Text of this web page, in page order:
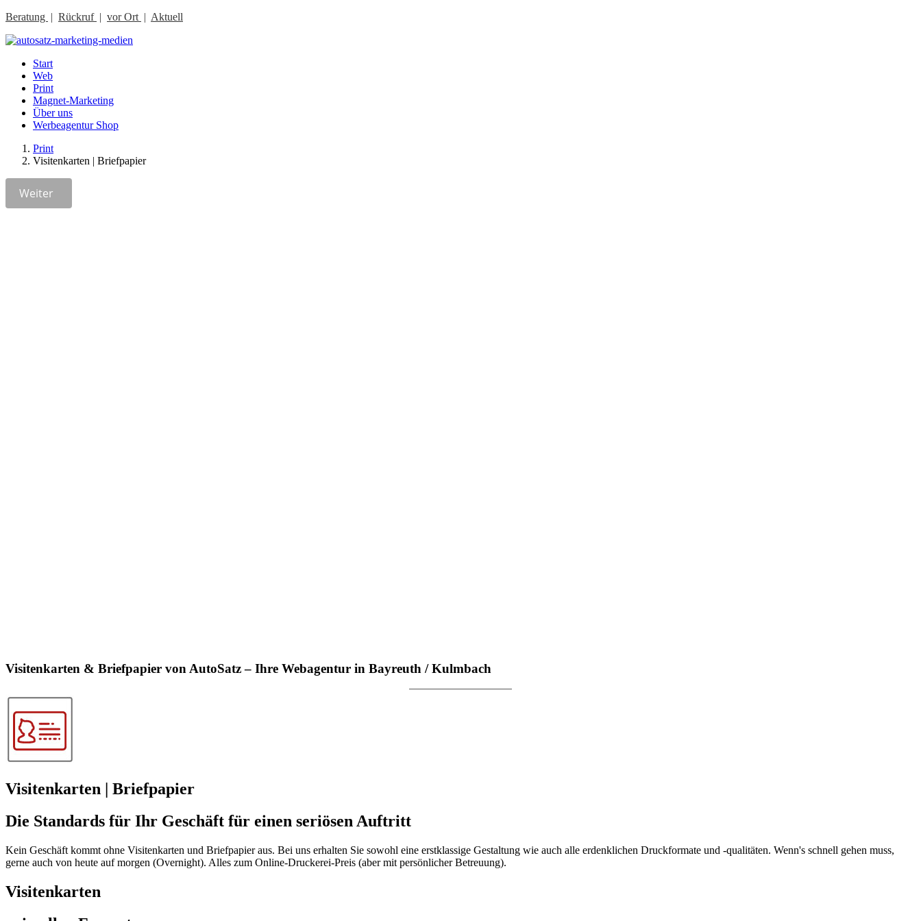
Beratung | Rückruf | vor Ort | Aktuell
Start
Web
Print
Magnet-Marketing
Über uns
Werbeagentur Shop
Print
Visitenkarten | Briefpapier
Weiter
Visitenkarten & Briefpapier von AutoSatz – Ihre Webagentur in Bayreuth / Kulmbach
Visitenkarten | Briefpapier
Die Standards für Ihr Geschäft für einen seriösen Auftritt
Kein Geschäft kommt ohne Visitenkarten und Briefpapier aus. Bei uns erhalten Sie sowohl eine erstklassige Gestaltung wie auch alle erdenklichen Druckformate und -qualitäten. Wenn's schnell gehen muss,
gerne auch von heute auf morgen (Overnight). Alles zum Online-Druckerei-Preis (aber mit persönlicher Betreuung).
Visitenkarten